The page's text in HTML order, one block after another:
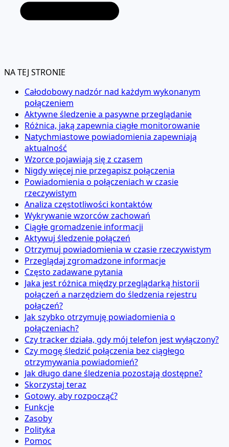
NA TEJ STRONIE
Całodobowy nadzór nad każdym wykonanym
połączeniem
Aktywne śledzenie a pasywne przeglądanie
Różnica, jaką zapewnia ciągłe monitorowanie
Natychmiastowe powiadomienia zapewniają
aktualność
Wzorce pojawiają się z czasem
Nigdy więcej nie przegapisz połączenia
Powiadomienia o połączeniach w czasie
rzeczywistym
Analiza częstotliwości kontaktów
Wykrywanie wzorców zachowań
Ciągłe gromadzenie informacji
Aktywuj śledzenie połączeń
Otrzymuj powiadomienia w czasie rzeczywistym
Przeglądaj zgromadzone informacje
Często zadawane pytania
Jaka jest różnica między przeglądarką historii
połączeń a narzędziem do śledzenia rejestru
połączeń?
Jak szybko otrzymuję powiadomienia o
połączeniach?
Czy tracker działa, gdy mój telefon jest wyłączony?
Czy mogę śledzić połączenia bez ciągłego
otrzymywania powiadomień?
Jak długo dane śledzenia pozostają dostępne?
Skorzystaj teraz
Gotowy, aby rozpocząć?
Funkcje
Zasoby
Polityka
Pomoc